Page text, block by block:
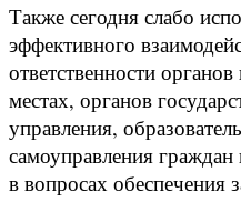
Также сегодня слабо
эффективного
ответственности
местах, органов
управления,
самоуправления
в вопросах обеспечения